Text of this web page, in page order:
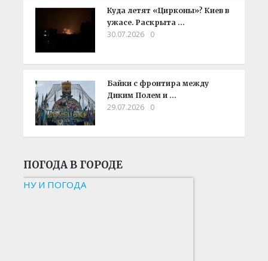
Куда летят «Цирконы»? Киев в
ужасе. Раскрыта …
30.07.2026 0
Байки с фронтира между
Диким Полем и …
29.07.2026 0
ПОГОДА В ГОРОДЕ
НУ И ПОГОДА